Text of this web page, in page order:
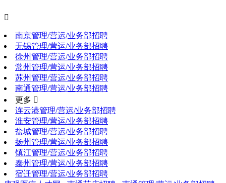

南京管理/营运/业务部招聘
无锡管理/营运/业务部招聘
徐州管理/营运/业务部招聘
常州管理/营运/业务部招聘
苏州管理/营运/业务部招聘
南通管理/营运/业务部招聘
更多 
连云港管理/营运/业务部招聘
淮安管理/营运/业务部招聘
盐城管理/营运/业务部招聘
扬州管理/营运/业务部招聘
镇江管理/营运/业务部招聘
泰州管理/营运/业务部招聘
宿迁管理/营运/业务部招聘